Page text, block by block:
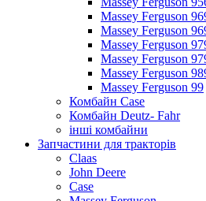
Massey Ferguson
Massey Ferguson
Massey Ferguson
Massey Ferguson
Massey Ferguson
Massey Ferguson 99
Комбайн Case
Комбайн Deutz- Fahr
інші комбайни
Запчастини для тракторів
Claas
John Deere
Case